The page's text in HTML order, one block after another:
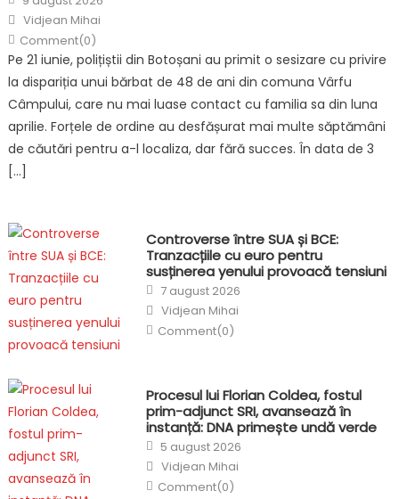
on
Author
Vidjean Mihai
Comment(0)
Pe 21 iunie, polițiștii din Botoșani au primit o sesizare cu privire
la dispariția unui bărbat de 48 de ani din comuna Vârfu
Câmpului, care nu mai luase contact cu familia sa din luna
aprilie. Forțele de ordine au desfășurat mai multe săptămâni
de căutări pentru a-l localiza, dar fără succes. În data de 3
[…]
Controverse între SUA și BCE:
Tranzacțiile cu euro pentru
susținerea yenului provoacă tensiuni
Posted
on
7 august 2026
Author
Vidjean Mihai
Comment(0)
Procesul lui Florian Coldea, fostul
prim-adjunct SRI, avansează în
instanță: DNA primește undă verde
Posted
on
5 august 2026
Author
Vidjean Mihai
Comment(0)